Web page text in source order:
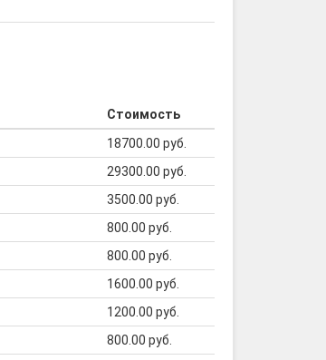
Стоимость
18700.00 руб.
29300.00 руб.
3500.00 руб.
800.00 руб.
800.00 руб.
1600.00 руб.
1200.00 руб.
800.00 руб.